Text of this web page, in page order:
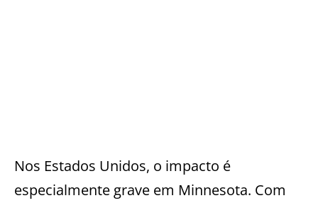
Nos Estados Unidos, o impacto é
especialmente grave em Minnesota. Com